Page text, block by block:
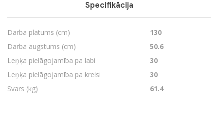
Specifikācija
Darba platums (cm)
130
Darba augstums (cm)
50.6
Leņķa pielāgojamība pa labi
30
Leņķa pielāgojamība pa kreisi
30
Svars (kg)
61.4